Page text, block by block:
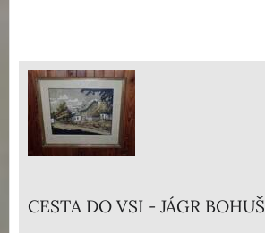
CESTA DO VSI - JÁGR BOHUŠ